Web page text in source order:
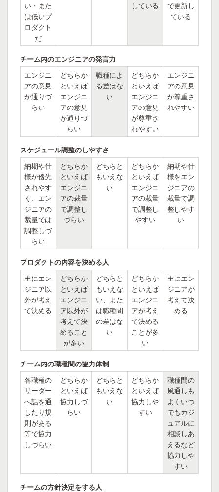
い・また
は低いプ
ロダクト
だ
している
で更新し
ている
チーム内のエンジニアの発言力
エンジニ
アの意見
が通りづ
らい
どちらか
といえば
エンジニ
アの意見
が通りづ
らい
職種によ
る差はな
い
どちらか
といえば
エンジニ
アの意見
が尊重さ
れやすい
エンジニ
アの意見
が尊重さ
れやすい
スケジュール調整のしやすさ
納期や仕
様が優先
されやす
く、エン
ジニアの
裁量では
調整しづ
らい
どちらか
といえば
エンジニ
アの裁量
で調整し
づらい
どちらと
もいえな
い
どちらか
といえば
エンジニ
アの裁量
で調整し
やすい
納期や仕
様をエン
ジニアの
裁量で調
整しやす
い
プロダクトの内容を決める人
主にエン
ジニア以
外が考え
て決める
どちらか
といえば
エンジニ
ア以外が
考えて決
めること
が多い
どちらと
もいえな
い、また
は職種間
の差はな
い
どちらか
といえば
エンジニ
アが考え
て決める
ことが多
い
主にエン
ジニアが
考えて決
める
チーム内の職種間の協力体制
各職種の
リーダー
へ話を通
したり規
則がある
等で協力
しづらい
どちらか
といえば
協力しづ
らい
どちらと
もいえな
い
どちらか
といえば
協力しや
すい
職種間の
風通しも
よくいつ
でもカジ
ュアルに
相談しあ
えるなど
協力しや
すい
チームの方針決定をする人